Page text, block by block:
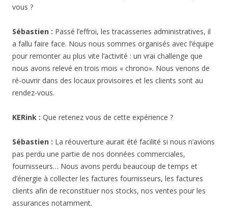
vous ?
Sébastien : Passé l’effroi, les tracasseries administratives, il
a fallu faire face. Nous nous sommes organisés avec l’équipe
pour remonter au plus vite l’activité : un vrai challenge que
nous avons relevé en trois mois « chrono». Nous venons de
ré-ouvrir dans des locaux provisoires et les clients sont au
rendez-vous.
KERink : Que retenez vous de cette expérience ?
Sébastien : La réouverture aurait été facilité si nous n’avions
pas perdu une partie de nos données commerciales,
fournisseurs… Nous avons perdu beaucoup de temps et
d’énergie à collecter les factures fournisseurs, les factures
clients afin de reconstituer nos stocks, nos ventes pour les
assurances notamment.